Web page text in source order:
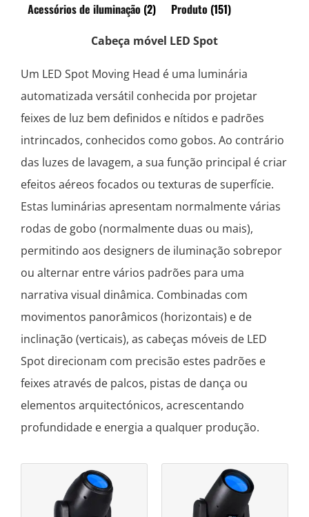
Acessórios de iluminação (2) Produto (151)
Cabeça móvel LED Spot
Um LED Spot Moving Head é uma luminária
automatizada versátil conhecida por projetar
feixes de luz bem definidos e nítidos e padrões
intrincados, conhecidos como gobos. Ao contrário
das luzes de lavagem, a sua função principal é criar
efeitos aéreos focados ou texturas de superfície.
Estas luminárias apresentam normalmente várias
rodas de gobo (normalmente duas ou mais),
permitindo aos designers de iluminação sobrepor
ou alternar entre vários padrões para uma
narrativa visual dinâmica. Combinadas com
movimentos panorâmicos (horizontais) e de
inclinação (verticais), as cabeças móveis de LED
Spot direcionam com precisão estes padrões e
feixes através de palcos, pistas de dança ou
elementos arquitectónicos, acrescentando
profundidade e energia a qualquer produção.